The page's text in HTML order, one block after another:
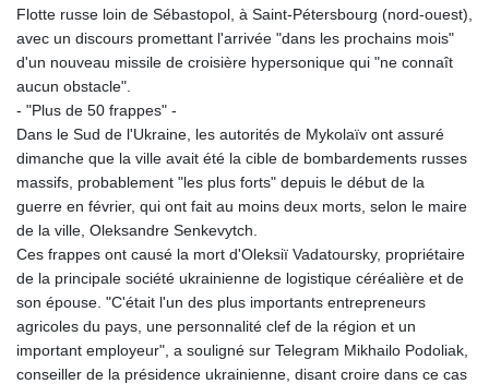
Flotte russe loin de Sébastopol, à Saint-Pétersbourg (nord-ouest),
avec un discours promettant l'arrivée "dans les prochains mois"
d'un nouveau missile de croisière hypersonique qui "ne connaît
aucun obstacle".
- "Plus de 50 frappes" -
Dans le Sud de l'Ukraine, les autorités de Mykolaïv ont assuré
dimanche que la ville avait été la cible de bombardements russes
massifs, probablement "les plus forts" depuis le début de la
guerre en février, qui ont fait au moins deux morts, selon le maire
de la ville, Oleksandre Senkevytch.
Ces frappes ont causé la mort d'Oleksiï Vadatoursky, propriétaire
de la principale société ukrainienne de logistique céréalière et de
son épouse. "C'était l'un des plus importants entrepreneurs
agricoles du pays, une personnalité clef de la région et un
important employeur", a souligné sur Telegram Mikhailo Podoliak,
conseiller de la présidence ukrainienne, disant croire dans ce cas